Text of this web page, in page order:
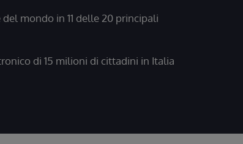
mondo in 11 delle 20 principali
di 15 milioni di cittadini in Italia